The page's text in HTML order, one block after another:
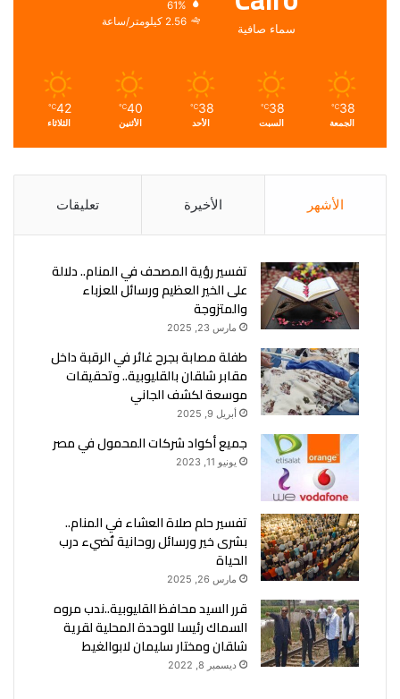
سماء صافية
61%
2.56 كيلومتر/ساعة
38
℃
الجمعة
38
℃
السبت
38
℃
الأحد
40
℃
الأثنين
42
℃
الثلاثاء
الأشهر الأخيرة تعليقات
تفسير رؤية المصحف في المنام.. دلالة
على الخير العظيم ورسائل للعزباء
والمتزوجة
مارس 23, 2025
طفلة مصابة بجرح غائر في الرقبة داخل
مقابر شلقان بالقليوبية.. وتحقيقات
موسعة لكشف الجاني
أبريل 9, 2025
جميع أكواد شركات المحمول في مصر
يونيو 11, 2023
تفسير حلم صلاة العشاء في المنام..
بشرى خير ورسائل روحانية تُضيء درب
الحياة
مارس 26, 2025
قرر السيد محافظ القليوبية..ندب مروه
السماك رئيسا للوحدة المحلية لقرية
شلقان ومختار سليمان لابوالغيط
ديسمبر 8, 2022